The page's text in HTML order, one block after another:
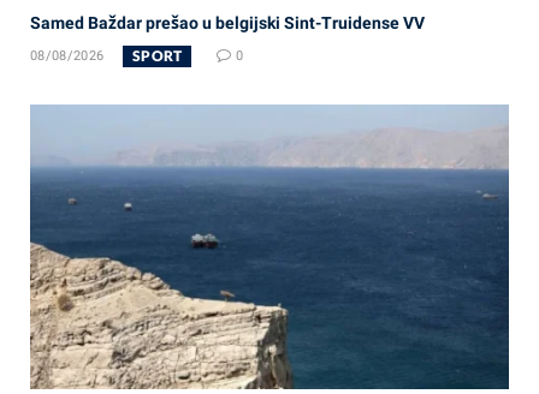
Samed Baždar prešao u belgijski Sint-Truidense VV
08/08/2026 SPORT 0